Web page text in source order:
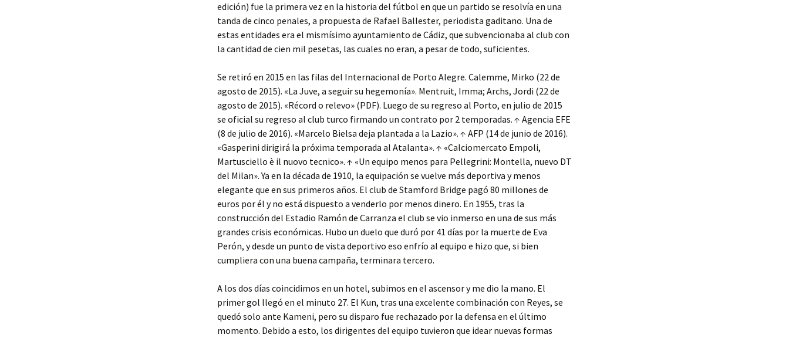
edición) fue la primera vez en la historia del fútbol en que un partido se resolvía en una
tanda de cinco penales, a propuesta de Rafael Ballester, periodista gaditano. Una de
estas entidades era el mismísimo ayuntamiento de Cádiz, que subvencionaba al club con
la cantidad de cien mil pesetas, las cuales no eran, a pesar de todo, suficientes.
Se retiró en 2015 en las filas del Internacional de Porto Alegre. Calemme, Mirko (22 de
agosto de 2015). «La Juve, a seguir su hegemonía». Mentruit, Imma; Archs, Jordi (22 de
agosto de 2015). «Récord o relevo» (PDF). Luego de su regreso al Porto, en julio de 2015
se oficial su regreso al club turco firmando un contrato por 2 temporadas. ↑ Agencia EFE
(8 de julio de 2016). «Marcelo Bielsa deja plantada a la Lazio». ↑ AFP (14 de junio de 2016).
«Gasperini dirigirá la próxima temporada al Atalanta». ↑ «Calciomercato Empoli,
Martusciello è il nuovo tecnico». ↑ «Un equipo menos para Pellegrini: Montella, nuevo DT
del Milan». Ya en la década de 1910, la equipación se vuelve más deportiva y menos
elegante que en sus primeros años. El club de Stamford Bridge pagó 80 millones de
euros por él y no está dispuesto a venderlo por menos dinero. En 1955, tras la
construcción del Estadio Ramón de Carranza el club se vio inmerso en una de sus más
grandes crisis económicas. Hubo un duelo que duró por 41 días por la muerte de Eva
Perón, y desde un punto de vista deportivo eso enfrío al equipo e hizo que, si bien
cumpliera con una buena campaña, terminara tercero.
A los dos días coincidimos en un hotel, subimos en el ascensor y me dio la mano. El
primer gol llegó en el minuto 27. El Kun, tras una excelente combinación con Reyes, se
quedó solo ante Kameni, pero su disparo fue rechazado por la defensa en el último
momento. Debido a esto, los dirigentes del equipo tuvieron que idear nuevas formas